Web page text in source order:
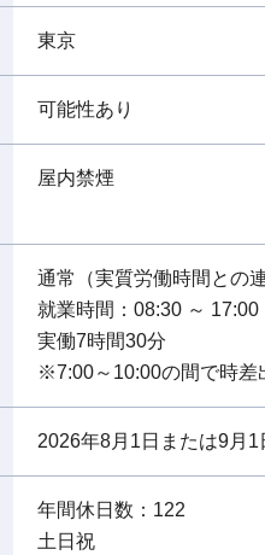
東京
可能性あり
屋内禁煙
通常（実質労働時間との連
就業時間：08:30 ～ 17:00
実働7時間30分
※7:00～10:00の間で時差
2026年8月1日または9月1
年間休日数：122
土日祝